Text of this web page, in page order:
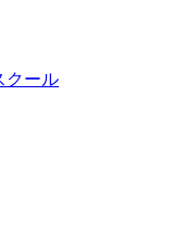
クール